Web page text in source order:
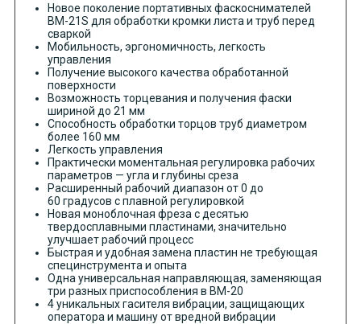
Новое поколение портативных фаскоснимателей
ВМ-21S для обработки кромки листа и труб перед
сваркой
Мобильность, эргономичность, легкость
управления
Получение высокого качества обработанной
поверхности
Возможность торцевания и получения фаски
шириной до 21 мм
Способность обработки торцов труб диаметром
более 160 мм
Легкость управления
Практически моментальная регулировка рабочих
параметров — угла и глубины среза
Расширенный рабочий диапазон от 0 до
60 градусов с плавной регулировкой
Новая моноблочная фреза с десятью
твердосплавными пластинами, значительно
улучшает рабочий процесс
Быстрая и удобная замена пластин не требующая
специнструмента и опыта
Одна универсальная направляющая, заменяющая
три разных приспособления в BM-20
4 уникальных гасителя вибрации, защищающих
оператора и машину от вредной вибрации